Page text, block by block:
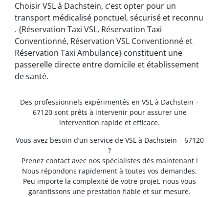
Choisir VSL à Dachstein, c’est opter pour un
transport médicalisé ponctuel, sécurisé et reconnu
. {Réservation Taxi VSL, Réservation Taxi
Conventionné, Réservation VSL Conventionné et
Réservation Taxi Ambulance} constituent une
passerelle directe entre domicile et établissement
de santé.
Des professionnels expérimentés en VSL à Dachstein –
67120 sont prêts à intervenir pour assurer une
intervention rapide et efficace.
Vous avez besoin d’un service de VSL à Dachstein – 67120
?
Prenez contact avec nos spécialistes dès maintenant !
Nous répondons rapidement à toutes vos demandes.
Peu importe la complexité de votre projet, nous vous
garantissons une prestation fiable et sur mesure.